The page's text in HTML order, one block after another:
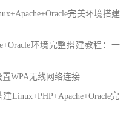
完美环境搭建
环境完整搭建教程：一
WPA无线网络连接
Linux+PHP+Apache+Oracle完